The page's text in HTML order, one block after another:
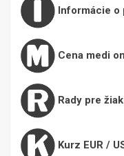
Informácie o
Cena medi
Rady pre
Kurz EUR /